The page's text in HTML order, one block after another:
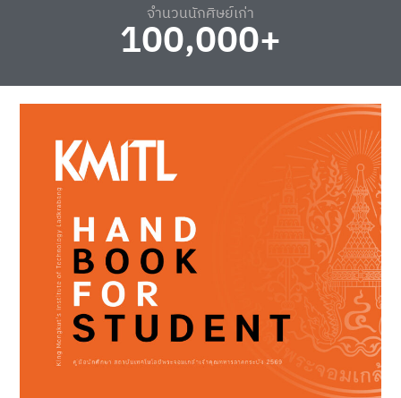
จำนวนนักศิษย์เก่า
100,000+